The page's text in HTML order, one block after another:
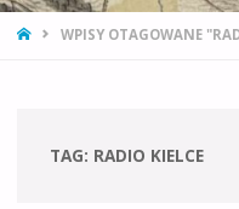
STRONA
WPISY OTAGOWANE
TAG: RADIO KIELCE